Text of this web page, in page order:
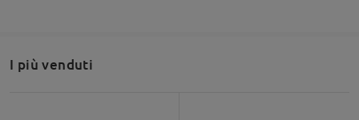
I più venduti